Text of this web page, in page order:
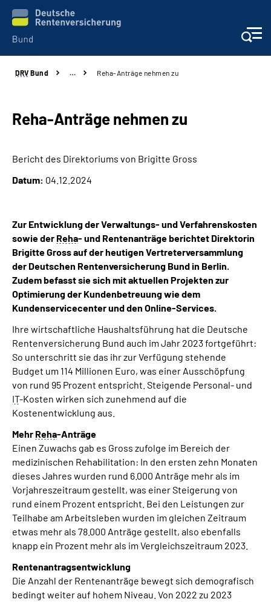
Beratung & Kontakt
Reha-Zentren
Karriere
Online-Services
Inhalte in Gebärdensprache (DGS)
Leichte Sprache
Suche
Mein Kundenportal
DRV Bund … Reha-Anträge nehmen zu
Reha-Anträge nehmen zu
Bericht des Direktoriums von Brigitte Gross
Datum: 04.12.2024
Zur Entwicklung der Verwaltungs- und Verfahrenskosten
sowie der Reha- und Rentenanträge berichtet Direktorin
Brigitte Gross auf der heutigen Vertreterversammlung
der Deutschen Rentenversicherung Bund in Berlin.
Zudem befasst sie sich mit aktuellen Projekten zur
Optimierung der Kundenbetreuung wie dem
Kundenservicecenter und den Online-Services.
Ihre wirtschaftliche Haushaltsführung hat die Deutsche
Rentenversicherung Bund auch im Jahr 2023 fortgeführt:
So unterschritt sie das ihr zur Verfügung stehende
Budget um 114 Millionen Euro, was einer Ausschöpfung
von rund 95 Prozent entspricht. Steigende Personal- und
IT-Kosten wirken sich zunehmend auf die
Kostenentwicklung aus.
Mehr Reha-Anträge
Einen Zuwachs gab es Gross zufolge im Bereich der
medizinischen Rehabilitation: In den ersten zehn Monaten
dieses Jahres wurden rund 6.000 Anträge mehr als im
Vorjahreszeitraum gestellt, was einer Steigerung von
rund einem Prozent entspricht. Bei den Leistungen zur
Teilhabe am Arbeitsleben wurden im gleichen Zeitraum
etwas mehr als 78.000 Anträge gestellt, also ebenfalls
knapp ein Prozent mehr als im Vergleichszeitraum 2023.
Rentenantragsentwicklung
Die Anzahl der Rentenanträge bewegt sich demografisch
bedingt weiter auf hohem Niveau. Von 2022 zu 2023